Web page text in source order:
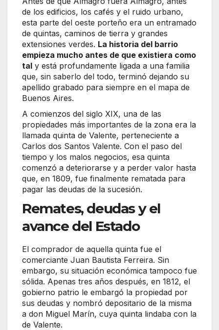
de los edificios, los cafés y el ruido urbano,
esta parte del oeste porteño era un entramado
de quintas, caminos de tierra y grandes
extensiones verdes. La historia del barrio
empieza mucho antes de que existiera como
tal y está profundamente ligada a una familia
que, sin saberlo del todo, terminó dejando su
apellido grabado para siempre en el mapa de
Buenos Aires.
A comienzos del siglo XIX, una de las
propiedades más importantes de la zona era la
llamada quinta de Valente, perteneciente a
Carlos dos Santos Valente. Con el paso del
tiempo y los malos negocios, esa quinta
comenzó a deteriorarse y a perder valor hasta
que, en 1809, fue finalmente rematada para
pagar las deudas de la sucesión.
Remates, deudas y el
avance del Estado
El comprador de aquella quinta fue el
comerciante Juan Bautista Ferreira. Sin
embargo, su situación económica tampoco fue
sólida. Apenas tres años después, en 1812, el
gobierno patrio le embargó la propiedad por
sus deudas y nombró depositario de la misma
a don Miguel Marín, cuya quinta lindaba con la
de Valente.